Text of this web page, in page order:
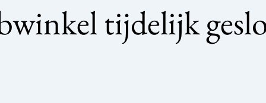
tijdelijk